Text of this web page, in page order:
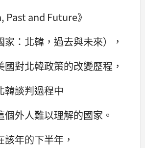
Past and Future》
家：北韓，過去與未來），
對北韓政策的改變歷程，
韓談判過程中
個外人難以理解的國家。
年的下半年，